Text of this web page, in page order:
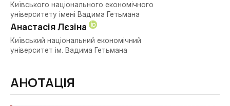
Київського національного економічного
університету імені Вадима Гетьмана
Анастасія Лєзіна
Київський національний економічний
університет ім. Вадима Гетьмана
АНОТАЦІЯ